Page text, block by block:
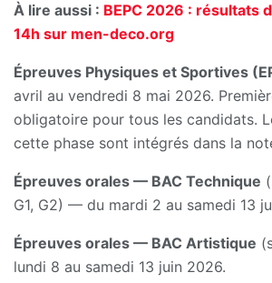
À lire aussi : BEPC 2026 : résultats
14h sur men-deco.org
Épreuves Physiques et Sportives
avril au vendredi 8 mai 2026.
obligatoire pour tous les candidats.
cette phase sont intégrés dans la
Épreuves orales — BAC Technique
G1, G2) — du mardi 2 au samedi 13
Épreuves orales — BAC Artistique
lundi 8 au samedi 13 juin 2026.